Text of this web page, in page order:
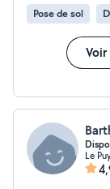
Pose de sol
Le